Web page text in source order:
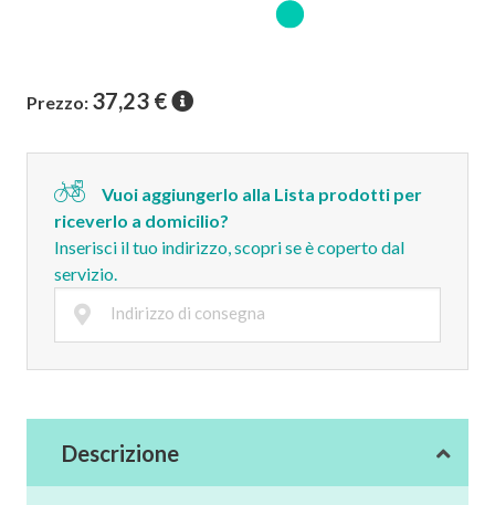
Prezzo: 37,23 €
Vuoi aggiungerlo alla Lista prodotti per
riceverlo a domicilio?
Inserisci il tuo indirizzo, scopri se è coperto dal
servizio.
Descrizione